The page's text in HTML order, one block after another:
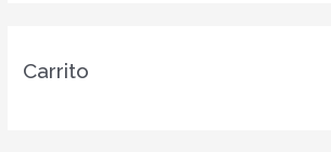
Carrito